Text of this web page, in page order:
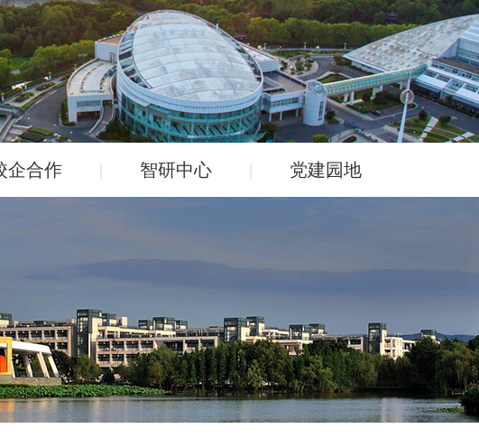
企合作 智研中心 党建园地